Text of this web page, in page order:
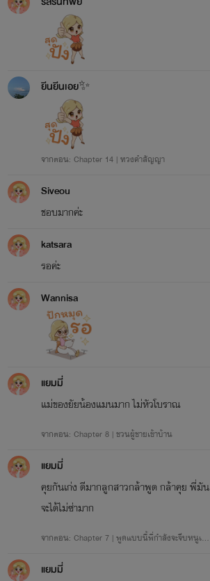
ยีนยีนเอย✨
จากตอน: Chapter 14 | ทวงคำสัญญา
Siveou
ชอบมากค่ะ
katsara
รอค่ะ
Wannisa
แยมมี่
แม่ของยัยน้องแมนมาก ไม่หัวโบราณ
จากตอน: Chapter 8 | ชวนผู้ชายเข้าบ้าน
แยมมี่
คุยกันเก่ง ดีมากลูกสาวกล้าพูด กล้าคุย พี่มัน
จะได้ไม่ซ่ามาก
จากตอน: Chapter 7 | พูดแบบนี้พี่กำลังจะจีบหนูเหร
แยมมี่